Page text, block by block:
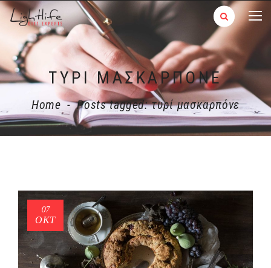
ΤΥΡΊ ΜΑΣΚΑΡΠΌΝΕ
Home - Posts tagged: τυρί μασκαρπόνε
07
ΟΚΤ